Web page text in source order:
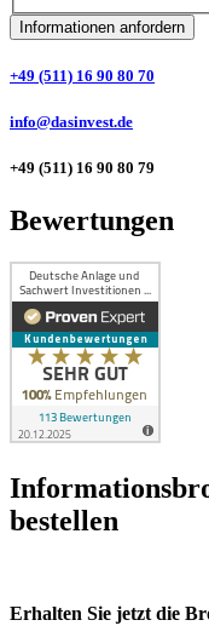
Informationen anfordern
+49 (511) 16 90 80 70
info@dasinvest.de
+49 (511) 16 90 80 79
Bewertungen
bestellen
Erhalten Sie jetzt die